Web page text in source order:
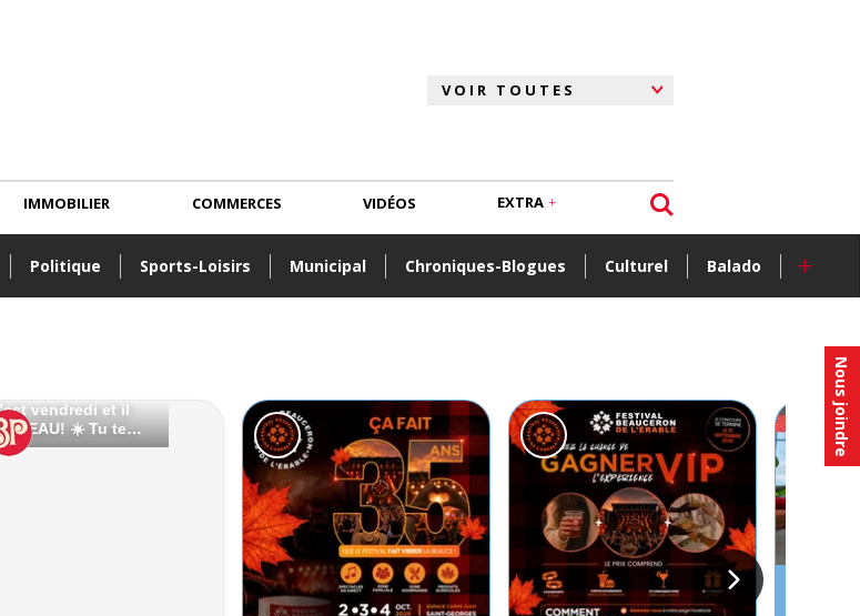
Nous joindre
Politique Sports-Loisirs Municipal Chroniques-Blogues Culturel Balado +
IMMOBILIER COMMERCES VIDÉOS EXTRA